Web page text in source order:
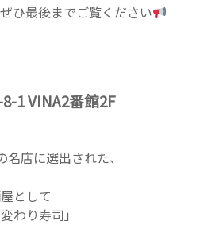
ひ最後までご覧ください
1 VINA2番館2F
店に選出された、
として
わり寿司」